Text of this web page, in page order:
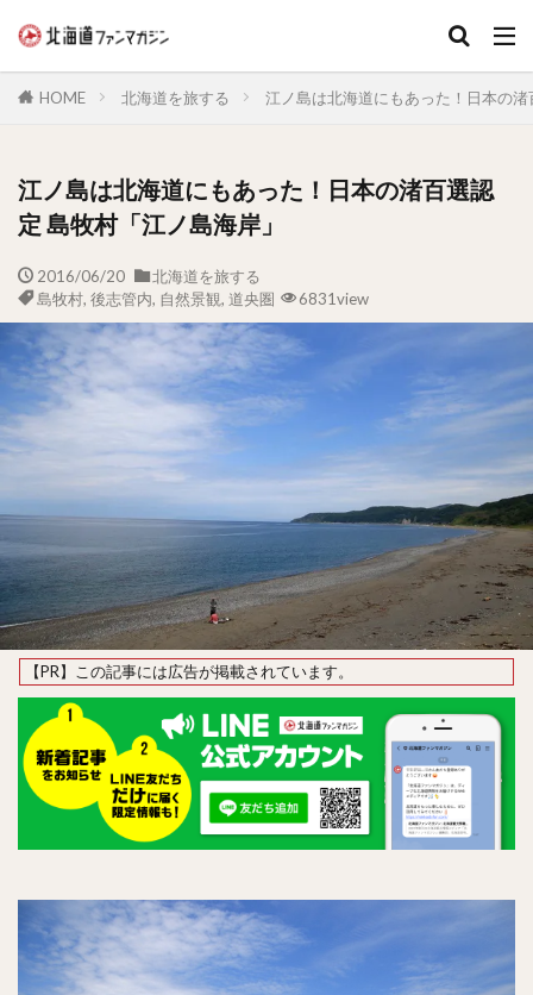
HOME 北海道を旅する 江ノ島は北海道にもあった！日本の
江ノ島は北海道にもあった！日本の渚百選認
定 島牧村「江ノ島海岸」
2016/06/20
北海道を旅する
島牧村, 後志管内, 自然景観, 道央圏 6831view